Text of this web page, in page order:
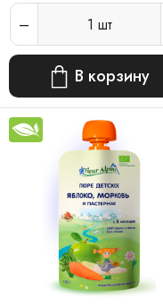
1 шт
В корзину